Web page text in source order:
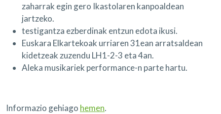
zaharrak egin gero Ikastolaren kanpoaldean
jartzeko.
testigantza ezberdinak entzun edota ikusi.
Euskara Elkartekoak urriaren 31ean arratsaldean
kidetzeak zuzendu LH1-2-3 eta 4an.
Aleka musikariek performance-n parte hartu.
Informazio gehiago hemen.